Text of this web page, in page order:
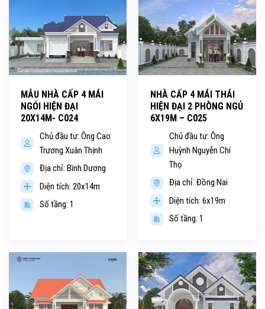
MẪU NHÀ CẤP 4 MÁI
NGÓI HIỆN ĐẠI
20X14M- C024
Chủ đầu tư: Ông Cao
Trương Xuân Thịnh
Địa chỉ: Bình Dương
Diện tích: 20x14m
Số tầng: 1
NHÀ CẤP 4 MÁI THÁI
HIỆN ĐẠI 2 PHÒNG NGỦ
6X19M – C025
Chủ đầu tư: Ông
Huỳnh Nguyễn Chí
Thọ
Địa chỉ: Đồng Nai
Diện tích: 6x19m
Số tầng: 1